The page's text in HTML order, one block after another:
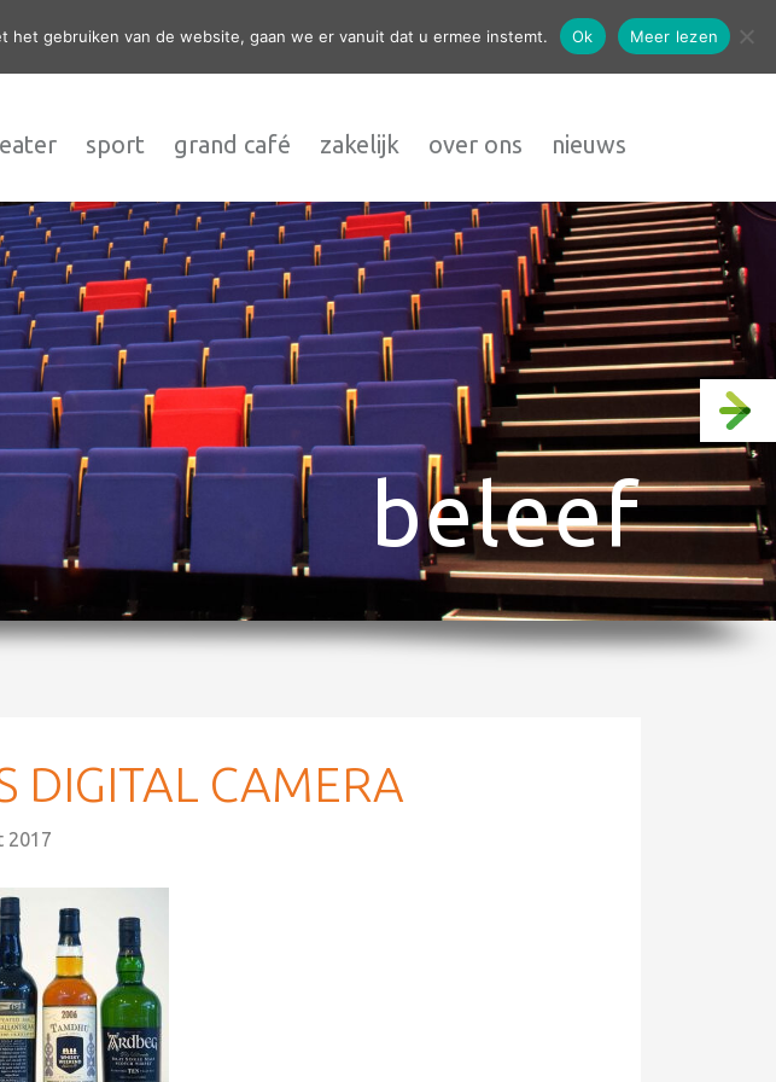
contact
sport grand café zakelijk over ons nieuws
beleef
DIGITAL CAMERA
2017
gebruiken van de website, gaan we er vanuit dat u ermee instemt. Ok Meer lezen